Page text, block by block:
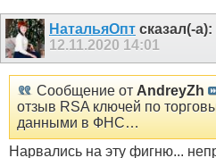
НатальяОпт сказал(-а):
12.11.2020 14:01
Сообщение от AndreyZh
отзыв RSA ключей по
данными в ФНС…
Нарвались на эту фигню...